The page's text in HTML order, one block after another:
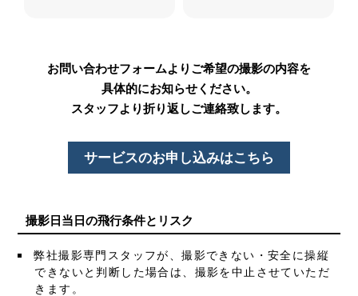
お問い合わせフォームよりご希望の撮影の内容を
具体的にお知らせください。
スタッフより折り返しご連絡致します。
サービスのお申し込みはこちら
撮影日当日の飛行条件とリスク
弊社撮影専門スタッフが、撮影できない・安全に操縦
できないと判断した場合は、撮影を中止させていただ
きます。